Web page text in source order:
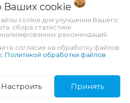
Есть
Gorilla Glass Victus 2
Qualcomm
Ваших cookie
cookie для улучшения Вашего
сбора статистики
рекомендаций.
согласие на обработку файлов
Политикой обработки файлов
Настроить Принять